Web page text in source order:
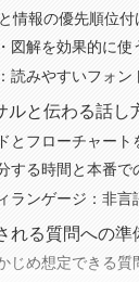
情報の優先順位付
図解を効果的に使
読みやすいフォン
ルと伝わる話し
とフローチャート
する時間と本番で
ンゲージ：非言
れる質問への準
じめ想定できる質